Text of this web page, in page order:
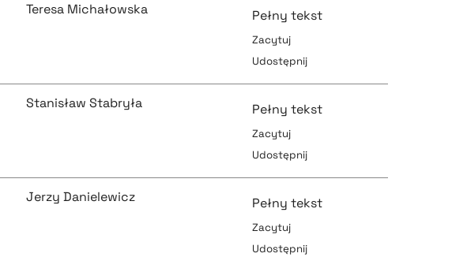
Teresa Michałowska Pełny tekst
Zacytuj
Udostępnij
pobierz cytat
Stanisław Stabryła Pełny tekst
Zacytuj
Udostępnij
Jerzy Danielewicz Pełny tekst
Zacytuj
Udostępnij